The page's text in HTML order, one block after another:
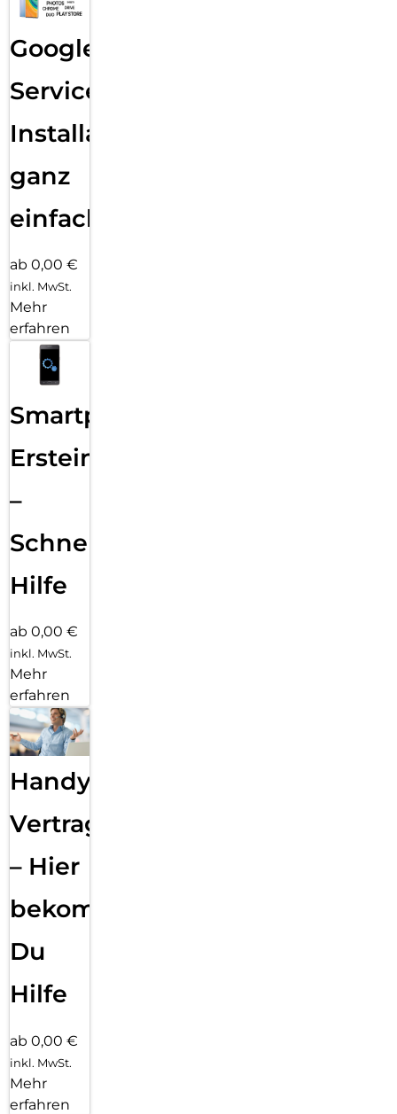
Google
Services
Installation
ganz
einfach
ab 0,00 €
inkl. MwSt.
Mehr
erfahren
Smartphone
Ersteinrichtung
–
Schnelle
Hilfe
ab 0,00 €
inkl. MwSt.
Mehr
erfahren
Handy
Vertragsabwicklung
– Hier
bekommst
Du
Hilfe
ab 0,00 €
inkl. MwSt.
Mehr
erfahren